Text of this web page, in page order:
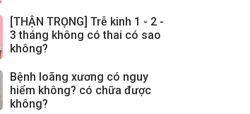
[THẬN TRỌNG] Trễ kinh 1 - 2 -
3 tháng không có thai có sao
không?
Bệnh loãng xương có nguy
hiểm không? có chữa được
không?